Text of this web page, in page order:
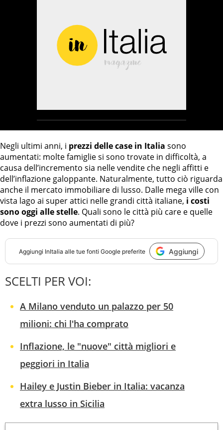
Negli ultimi anni, i prezzi delle case in Italia sono
aumentati: molte famiglie si sono trovate in difficoltà, a
causa dell’incremento sia nelle vendite che negli affitti e
dell’inflazione galoppante. Naturalmente, tutto ciò riguarda
anche il mercato immobiliare di lusso. Dalle mega ville con
vista lago ai super attici nelle grandi città italiane, i costi
sono oggi alle stelle. Quali sono le città più care e quelle
dove i prezzi sono aumentati di più?
Aggiungi InItalia alle tue fonti Google preferite Aggiungi
SCELTI PER VOI:
A Milano venduto un palazzo per 50
milioni: chi l'ha comprato
Inflazione, le "nuove" città migliori e
peggiori in Italia
Hailey e Justin Bieber in Italia: vacanza
extra lusso in Sicilia